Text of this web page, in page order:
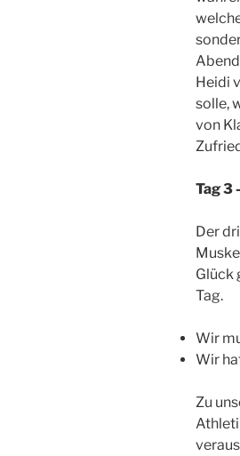
Heidi
solle,
von
Tag 3
Der
Glück
Tag.
Wir
Wir
Zu